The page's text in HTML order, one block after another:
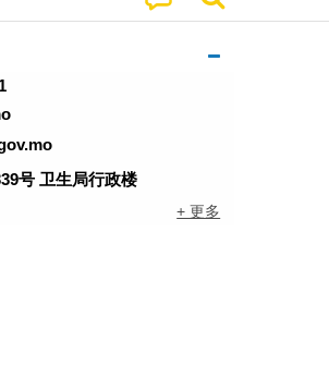
号 卫生局行政楼
+ 更多